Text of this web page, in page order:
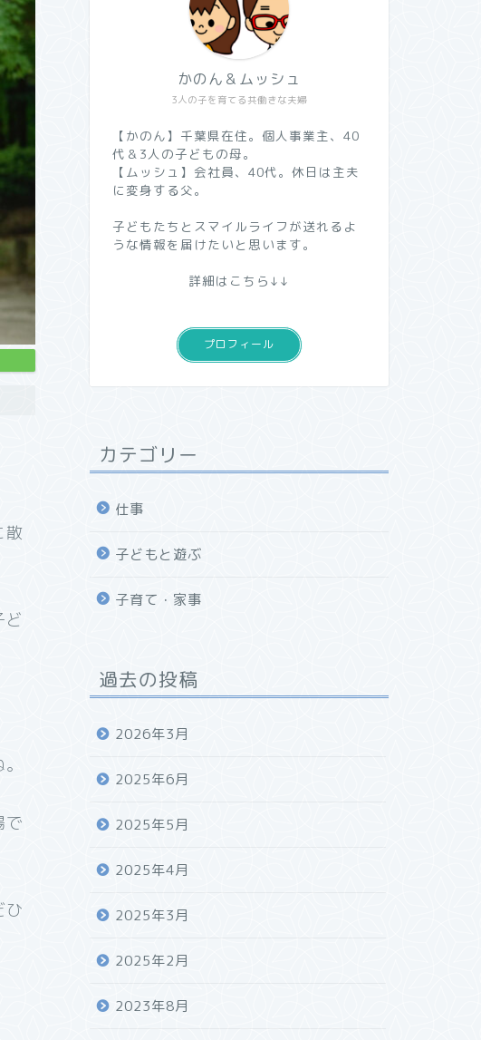
散
で
ひ
3人の子を育てる共働きな夫婦
かのん＆ムッシュ
【かのん】千葉県在住。個人事業主、40
代＆3人の子どもの母。
【ムッシュ】会社員、40代。休日は主夫
に変身する父。
子どもたちとスマイルライフが送れるよ
うな情報を届けたいと思います。
詳細はこちら↓↓
プロフィール
カテゴリー
仕事
子どもと遊ぶ
子育て・家事
過去の投稿
2026年3月
2025年6月
2025年5月
2025年4月
2025年3月
2025年2月
2023年8月